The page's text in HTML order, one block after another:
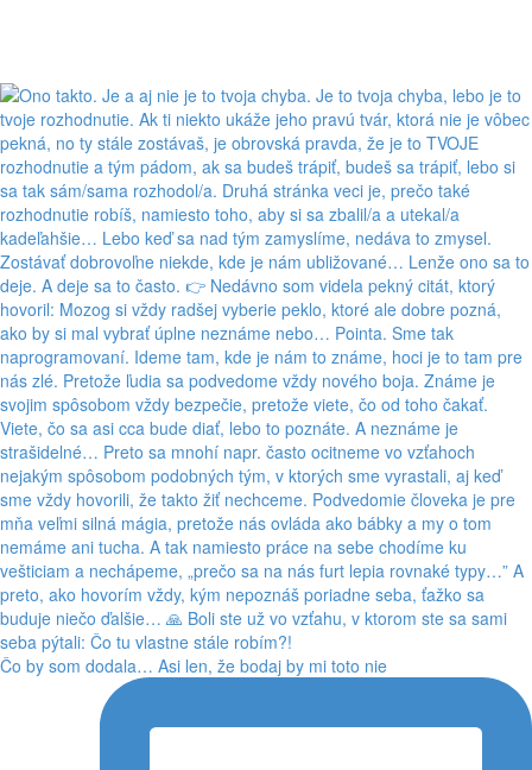
Čo by som dodala… Asi len, že bodaj by mi toto nie